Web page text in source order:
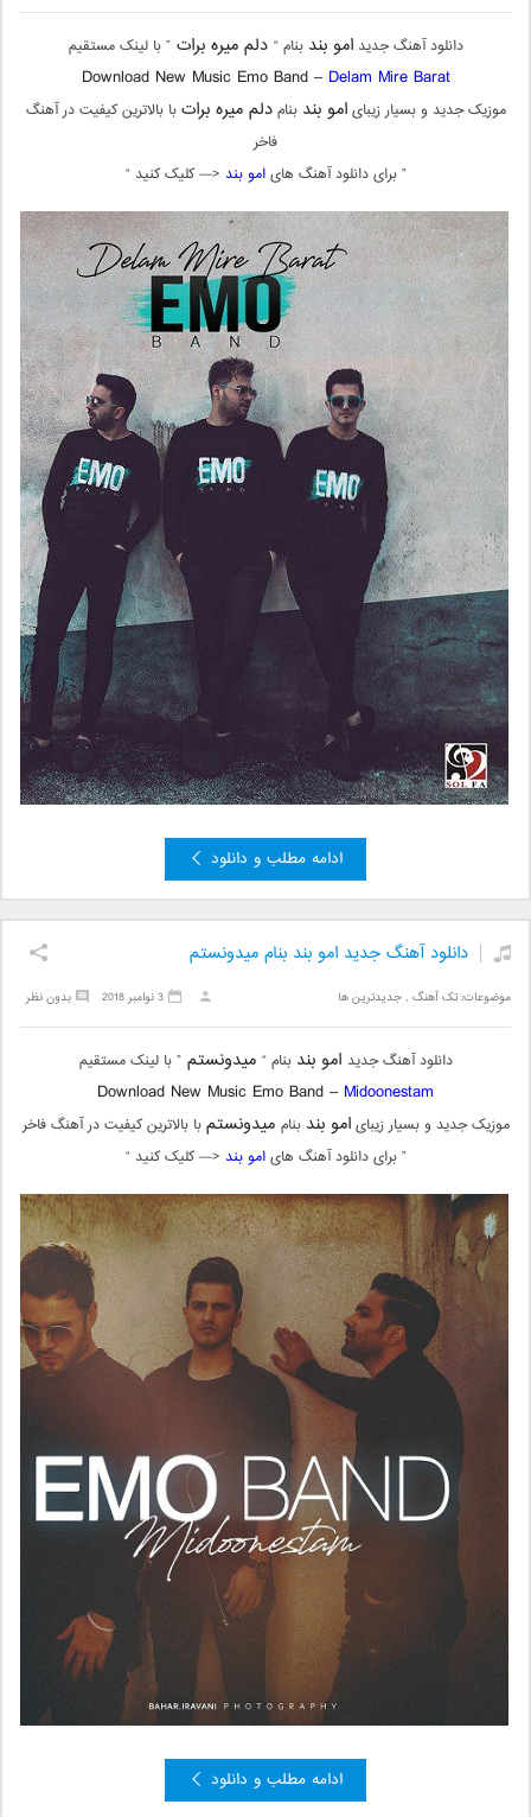
دانلود آهنگ جدیدامو بند بنام “ دلم میره برات” با لینک مستقیم
Download New Music Emo Band – Delam Mire Barat
موزیک جدید و بسیار زیبایامو بند بنامدلم میره براتبا بالاترین کیفیت در آهنگ
فاخر
” برای دانلود آهنگ هایامو بند <— کلیک کنید “
ادامه مطلب و دانلود
دانلود آهنگ جدید امو بند بنام میدونستم
موضوعات:تک آهنگ ,جدیدترین ها بدون نظر 3 نوامبر 2018
دانلود آهنگ جدید امو بند بنام “ میدونستم” با لینک مستقیم
Download New Music Emo Band – Midoonestam
موزیک جدید و بسیار زیبایامو بند بنام میدونستمبا بالاترین کیفیت در آهنگ فاخر
” برای دانلود آهنگ هایامو بند <— کلیک کنید “
ادامه مطلب و دانلود